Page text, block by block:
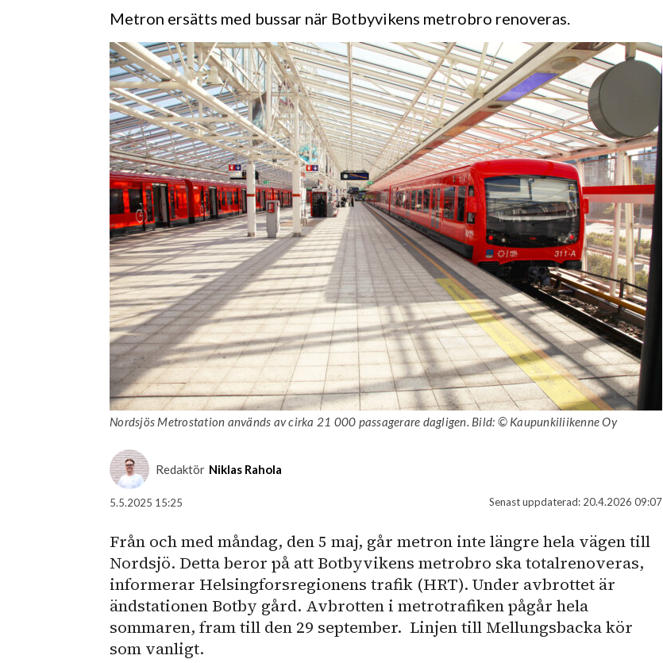
Metron ersätts med bussar när Botbyvikens metrobro renoveras.
Nordsjös Metrostation används av cirka 21 000 passagerare dagligen. Bild: © Kaupunkiliikenne Oy
Redaktör Niklas Rahola
5.5.2025 15:25 Senast uppdaterad: 20.4.2026 09:07
Från och med måndag, den 5 maj, går metron inte längre hela vägen till
Nordsjö. Detta beror på att Botbyvikens metrobro ska totalrenoveras,
informerar Helsingforsregionens trafik (HRT). Under avbrottet är
ändstationen Botby gård. Avbrotten i metrotrafiken pågår hela
sommaren, fram till den 29 september. Linjen till Mellungsbacka kör
som vanligt.